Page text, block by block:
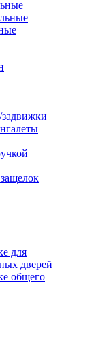
для
дверей
общего